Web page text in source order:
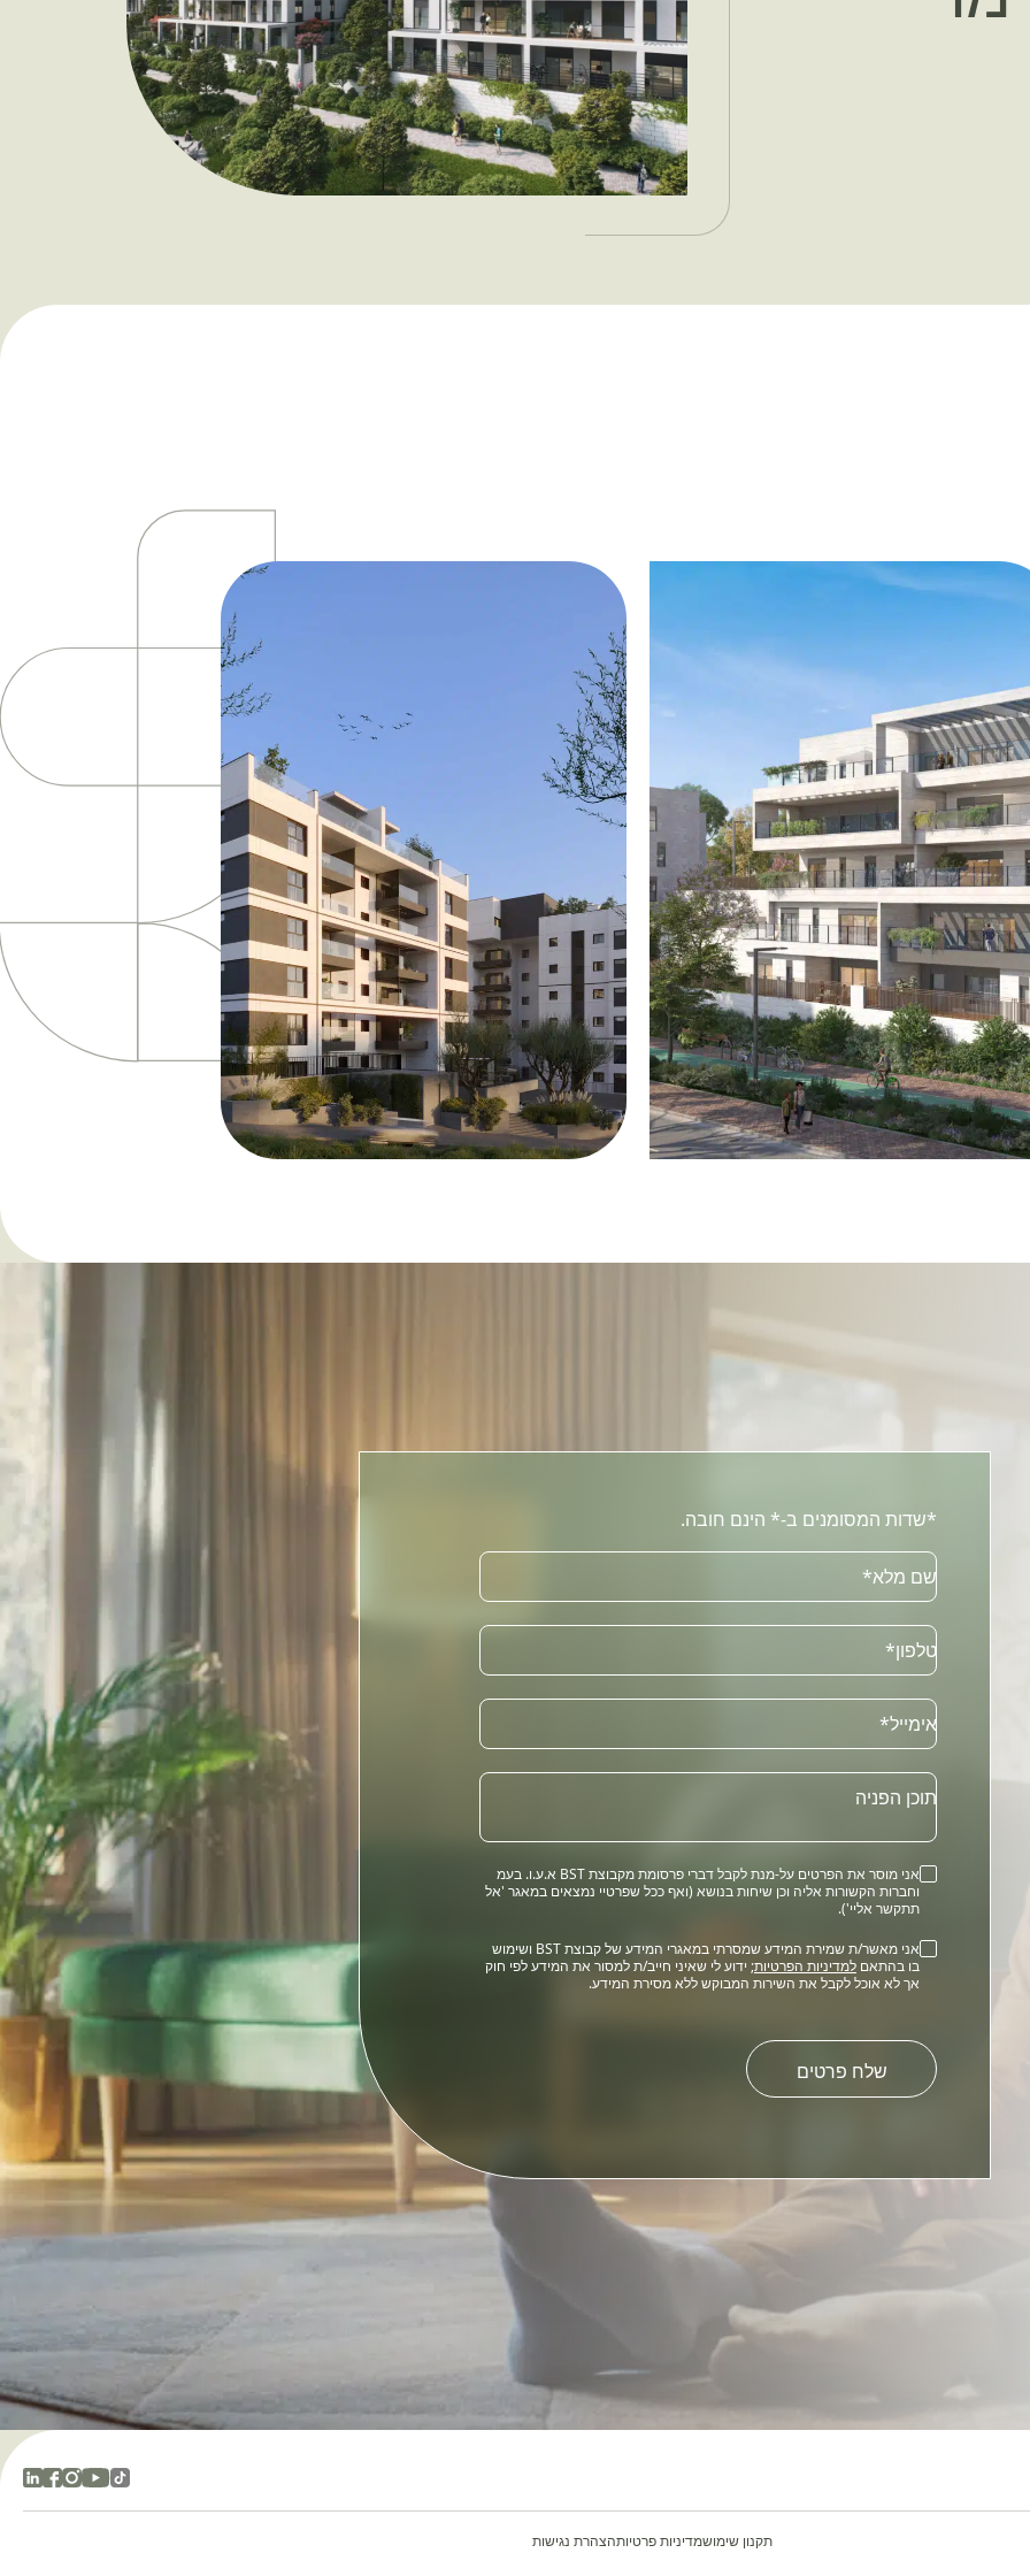
בנייני בוטיק יוקרתיים בשכונת נמסאווי
המבוקשת בנצרת בתכנונו המוקפד
של אדריכל נאזמי ,שחאדה. חווית
מגורים איכותית בעיצוב מודרני ומפרט
עשיר ומוקפד.
לעוד מידע
*שדות המסומנים ב-* הינם חובה.
שם מלא*
טלפון*
Email
אימייל*
תוכן הפניה
אני מוסר את הפרטים על-מנת לקבל דברי פרסומת מקבוצת BST א.ע.ו. בעמ
וחברות הקשורות אליה וכן שיחות בנושא (ואף ככל שפרטיי נמצאים במאגר 'אל
תתקשר אליי').
אני מאשר/ת שמירת המידע שמסרתי במאגרי המידע של קבוצת BST ושימוש
בו בהתאם למדיניות הפרטיות; ידוע לי שאיני חייב/ת למסור את המידע לפי חוק
אך לא אוכל לקבל את השירות המבוקש ללא מסירת המידע.
leave
this
field
empty.
תקנון שימושמדיניות פרטיותהצהרת נגישות